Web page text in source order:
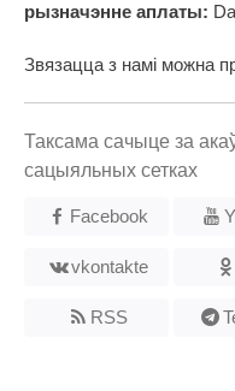
рызначэнне аплаты:
Звязацца з намі можна
Таксама сачыце за
сацыяльных сетках
Facebook
vkontakte
RSS